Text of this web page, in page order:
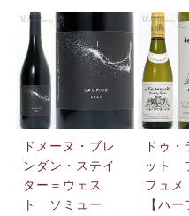
ドメーヌ・ブレ
ンダン・ステイ
ター＝ウェス
ト ソミュー
ドゥ
ット
フュ
【ハ